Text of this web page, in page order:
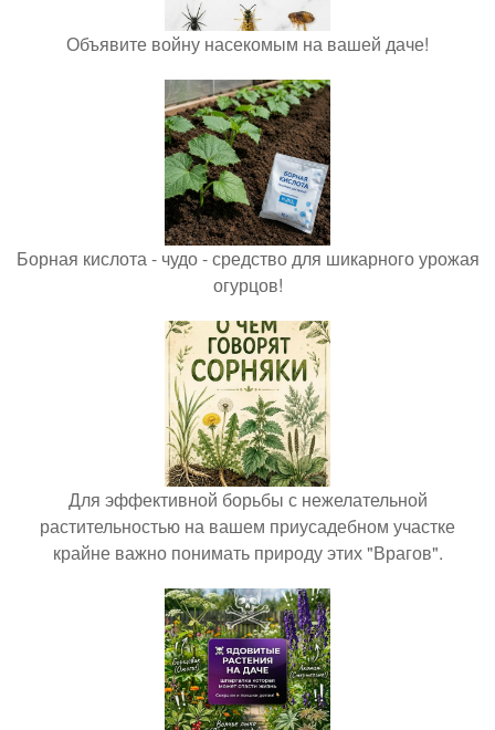
Объявите войну насекомым на вашей даче!
Борная кислота - чудо - средство для шикарного урожая
огурцов!
Для эффективной борьбы с нежелательной
растительностью на вашем приусадебном участке
крайне важно понимать природу этих "Врагов".